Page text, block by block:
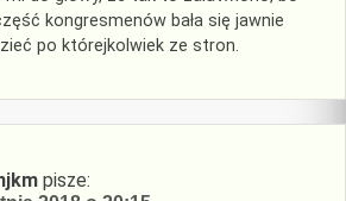
kongresmenów bała się jawnie
po którejkolwiek ze stron.
pisze: